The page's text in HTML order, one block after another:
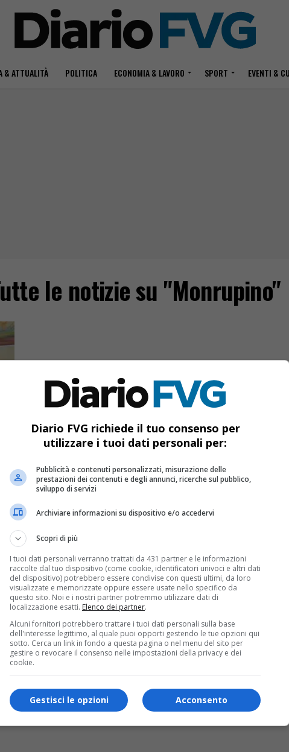
& ATTUALITÀ POLITICA ECONOMIA & LAVORO SPORT EVENTI &
le notizie su "Monrupino"
Diario FVG richiede il tuo consenso per
utilizzare i tuoi dati personali per:
Pubblicità e contenuti personalizzati, misurazione delle
prestazioni dei contenuti e degli annunci, ricerche sul pubblico,
sviluppo di servizi
Archiviare informazioni su dispositivo e/o accedervi
Scopri di più
I tuoi dati personali verranno trattati da 431 partner e le informazioni
raccolte dal tuo dispositivo (come cookie, identificatori univoci e altri dati
del dispositivo) potrebbero essere condivise con questi ultimi, da loro
visualizzate e memorizzate oppure essere usate nello specifico da
questo sito. Noi e i nostri partner potremmo utilizzare dati di
localizzazione esatti. Elenco dei partner.
Alcuni fornitori potrebbero trattare i tuoi dati personali sulla base
dell'interesse legittimo, al quale puoi opporti gestendo le tue opzioni qui
sotto. Cerca un link in fondo a questa pagina o nel menu del sito per
gestire o revocare il consenso nelle impostazioni della privacy e dei
cookie.
Acconsento
Gestisci le opzioni